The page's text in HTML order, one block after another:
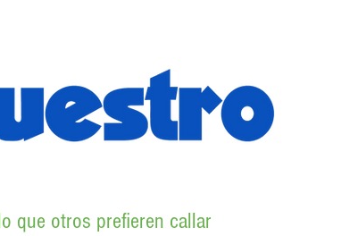
que otros prefieren callar